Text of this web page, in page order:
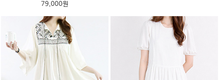
79,000원